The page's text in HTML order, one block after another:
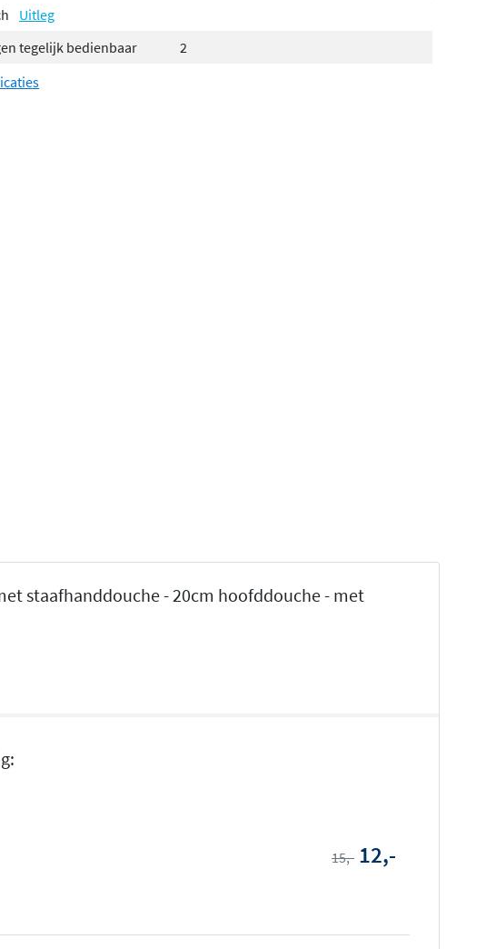
Uitleg
tegelijk bedienbaar
2
staafhanddouche - 20cm hoofddouche - met
15,- 12,-